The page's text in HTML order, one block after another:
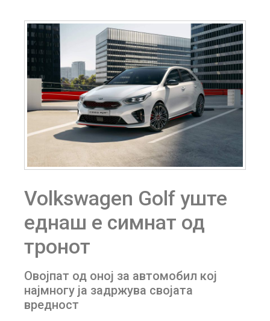
Volkswagen Golf уште
еднаш е симнат од
тронот
Овојпат од оној за автомобил кој
најмногу ја задржува својата
вредност